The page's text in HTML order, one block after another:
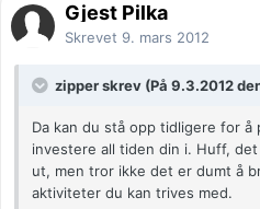
Gjest Pilka
Skrevet 9. mars 2012
zipper skrev (På 9.3.2012
Da kan du stå opp tidligere for å
investere all tiden din i. Huff,
ut, men tror ikke det er dumt å
aktiviteter du kan trives med.